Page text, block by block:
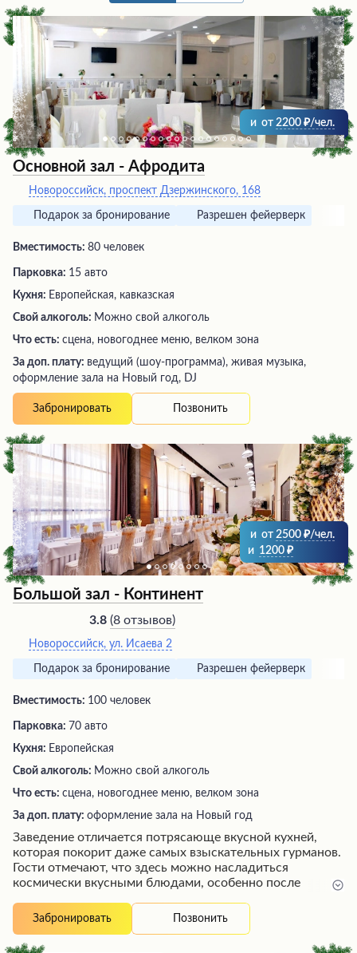
и от 2200 /чел.
Основной зал - Афродита
Новороссийск, проспект Дзержинского, 168
Подарок за бронирование Разрешен фейерверк
Вместимость: 80 человек
Парковка: 15 авто
Кухня: Европейская, кавказская
Свой алкоголь: Можно свой алкоголь
Что есть: сцена, новогоднее меню, велком зона
За доп. плату: ведущий (шоу-программа), живая музыка,
оформление зала на Новый год, DJ
Забронировать Позвонить
и от 2500
/чел.
и 1200
Большой зал - Континент
3.8 (8 отзывов)
Новороссийск, ул. Исаева 2
Подарок за бронирование Разрешен фейерверк
Вместимость: 100 человек
Парковка: 70 авто
Кухня: Европейская
Свой алкоголь: Можно свой алкоголь
Что есть: сцена, новогоднее меню, велком зона
За доп. плату: оформление зала на Новый год
Заведение отличается потрясающе вкусной кухней,
которая покорит даже самых взыскательных гурманов.
Гости отмечают, что здесь можно насладиться
космически вкусными блюдами, особенно после
создает атмосферу гостеприимства, а дополнительные
приятные сюрпризы от заведения, такие как
комплимент от шеф-повара, превращают посещение в
Забронировать Позвонить